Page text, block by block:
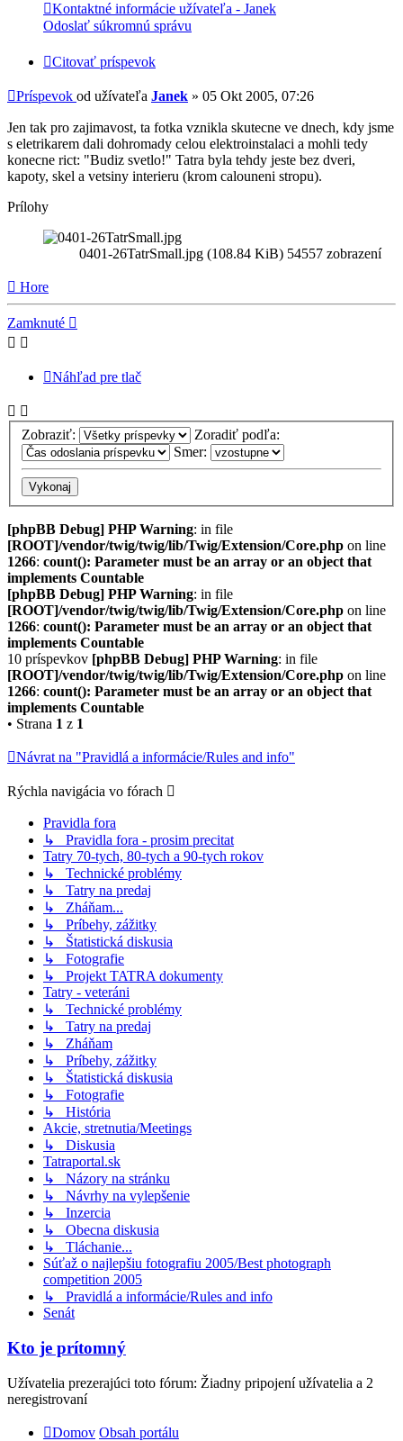
Kontaktné informácie užívateľa - Janek
Odoslať súkromnú správu
Citovať príspevok
Príspevok od užívateľa Janek » 05 Okt 2005, 07:26
Jen tak pro zajimavost, ta fotka vznikla skutecne ve dnech, kdy jsme
s eletrikarem dali dohromady celou elektroinstalaci a mohli tedy
konecne rict: "Budiz svetlo!" Tatra byla tehdy jeste bez dveri,
kapoty, skel a vetsiny interieru (krom calouneni stropu).
Prílohy
0401-26TatrSmall.jpg (108.84 KiB) 54557 zobrazení
Hore
Zamknuté
Náhľad pre tlač
Zobraziť:
Zoradiť podľa:
Smer:
[phpBB Debug] PHP Warning: in file
[ROOT]/vendor/twig/twig/lib/Twig/Extension/Core.php on line
1266: count(): Parameter must be an array or an object that
implements Countable
[phpBB Debug] PHP Warning: in file
[ROOT]/vendor/twig/twig/lib/Twig/Extension/Core.php on line
1266: count(): Parameter must be an array or an object that
implements Countable
10 príspevkov [phpBB Debug] PHP Warning: in file
[ROOT]/vendor/twig/twig/lib/Twig/Extension/Core.php on line
1266: count(): Parameter must be an array or an object that
implements Countable
• Strana 1 z 1
Návrat na "Pravidlá a informácie/Rules and info"
Rýchla navigácia vo fórach
Pravidla fora
↳ Pravidla fora - prosim precitat
Tatry 70-tych, 80-tych a 90-tych rokov
↳ Technické problémy
↳ Tatry na predaj
↳ Zháňam...
↳ Príbehy, zážitky
↳ Štatistická diskusia
↳ Fotografie
↳ Projekt TATRA dokumenty
Tatry - veteráni
↳ Technické problémy
↳ Tatry na predaj
↳ Zháňam
↳ Príbehy, zážitky
↳ Štatistická diskusia
↳ Fotografie
↳ História
Akcie, stretnutia/Meetings
↳ Diskusia
Tatraportal.sk
↳ Názory na stránku
↳ Návrhy na vylepšenie
↳ Inzercia
↳ Obecna diskusia
↳ Tláchanie...
Súťaž o najlepšiu fotografiu 2005/Best photograph
competition 2005
↳ Pravidlá a informácie/Rules and info
Senát
Kto je prítomný
Užívatelia prezerajúci toto fórum: Žiadny pripojení užívatelia a 2
neregistrovaní
Domov Obsah portálu